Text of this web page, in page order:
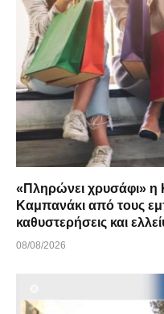
«Πληρώνει χρυσάφι» η
Καμπανάκι από τους
καθυστερήσεις και
08/08/2026